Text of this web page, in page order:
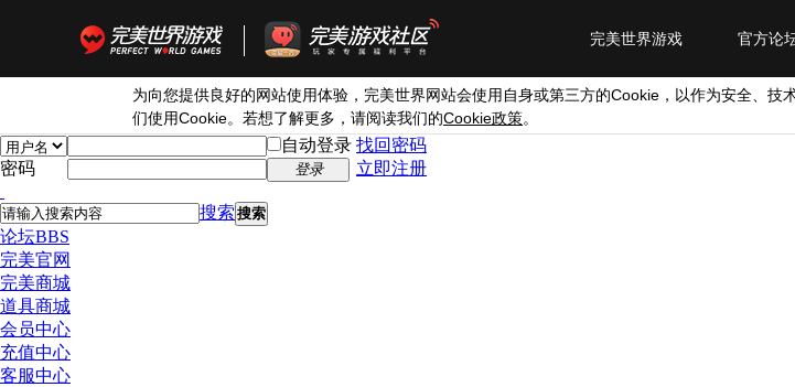
官方论
完美世界游戏
为向您提供良好的网站使用体验，完美世界网站会使用自身或第三方的Cookie ，以作为安全、技
们使用Cookie。若想了解更多，请阅读我们的Cookie政策。
自动登录 找回密码
密码
登录 立即注册
搜索 搜索
论坛BBS
完美官网
完美商城
道具商城
会员中心
充值中心
客服中心